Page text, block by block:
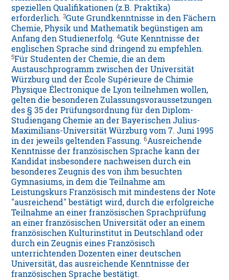
speziellen Qualifikationen (z.B. Praktika)
erforderlich.3Gute Grundkenntnisse in den Fächern
Chemie, Physik und Mathematik begünstigen am
Anfang den Studienerfolg.4Gute Kenntnisse der
englischen Sprache sind dringend zu empfehlen.
5Für Studenten der Chemie, die an dem
Austauschprogramm zwischen der Universität
Würzburg und der École Supérieure de Chimie
Physique Électronique de Lyon teilnehmen wollen,
gelten die besonderen Zulassungsvoraussetzungen
des § 35 der Prüfungsordnung für den Diplom-
Studiengang Chemie an der Bayerischen Julius-
Maximilians-Universität Würzburg vom 7. Juni 1995
in der jeweils geltenden Fassung.6Ausreichende
Kenntnisse der französischen Sprache kann der
Kandidat insbesondere nachweisen durch ein
besonderes Zeugnis des von ihm besuchten
Gymnasiums, in dem die Teilnahme am
Leistungskurs Französisch mit mindestens der Note
"ausreichend" bestätigt wird, durch die erfolgreiche
Teilnahme an einer französischen Sprachprüfung
an einer französischen Universität oder an einem
französischen Kulturinstitut in Deutschland oder
durch ein Zeugnis eines Französisch
unterrichtenden Dozenten einer deutschen
Universität, das ausreichende Kenntnisse der
französischen Sprache bestätigt.